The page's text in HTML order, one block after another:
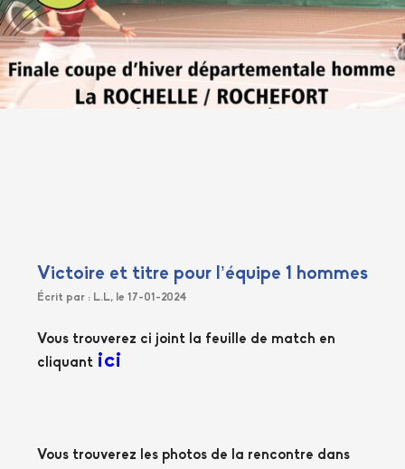
Victoire et titre pour l’équipe 1 hommes
Écrit par : L.L, le 17-01-2024
Vous trouverez ci joint la feuille de match en
cliquant ici
Vous trouverez les photos de la rencontre dans